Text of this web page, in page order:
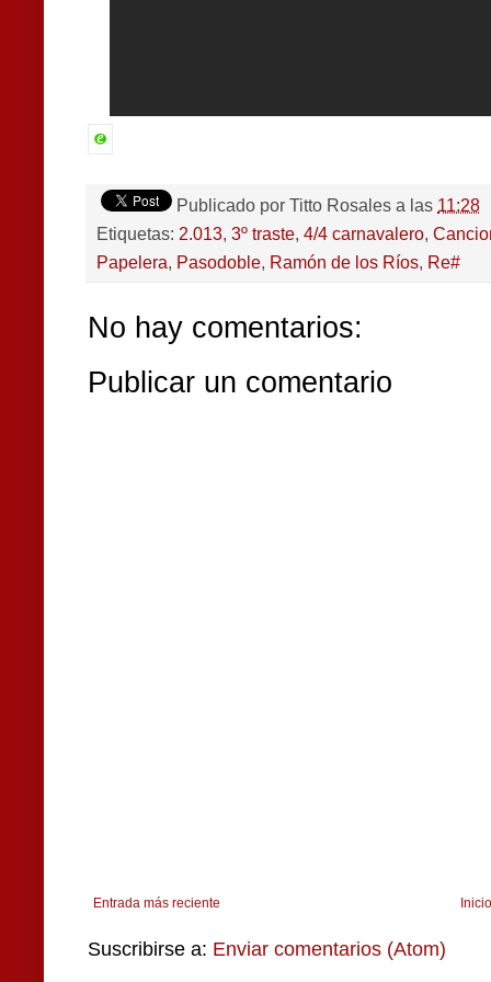
Publicado por Titto Rosales a las 11:28
Etiquetas: 2.013, 3º traste, 4/4 carnavalero,
Papelera, Pasodoble, Ramón de los Ríos, Re#
No hay comentarios:
Publicar un comentario
Entrada más reciente Inicio
Suscribirse a: Enviar comentarios (Atom)